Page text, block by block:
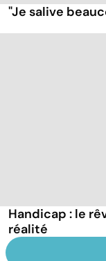
"Je salive
Handicap : le
réalité